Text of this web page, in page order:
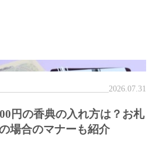
2026.07.31
円の香典の入れ方は？お札
場合のマナーも紹介